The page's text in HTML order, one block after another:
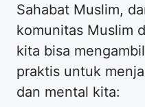
Sahabat Muslim,
komunitas Muslim
kita bisa
praktis untuk
dan mental kita: